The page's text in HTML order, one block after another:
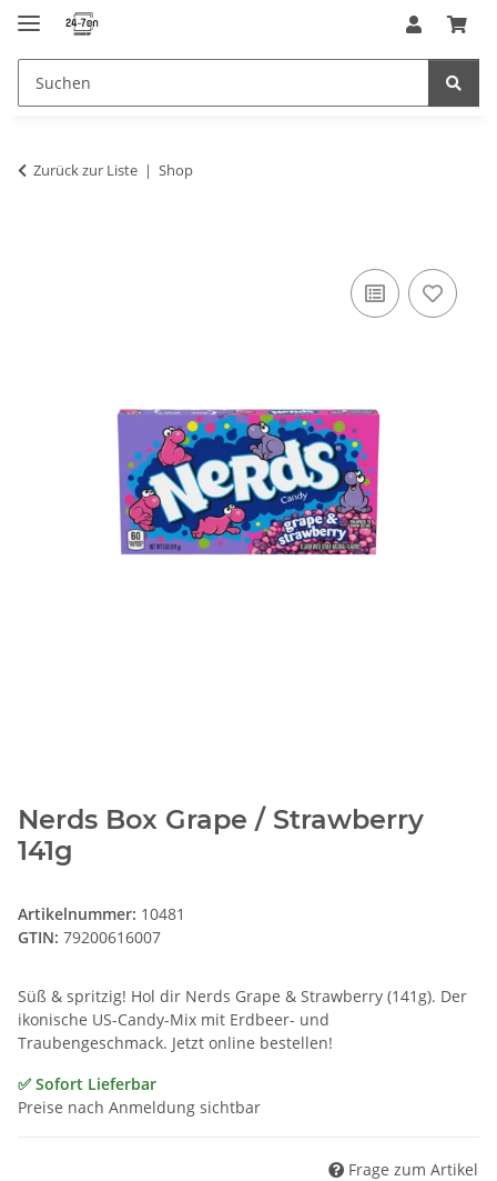
Zurück zur Liste Shop
Nerds Box Grape / Strawberry
141g
Artikelnummer: 10481
GTIN: 79200616007
Süß & spritzig! Hol dir Nerds Grape & Strawberry (141g). Der
ikonische US-Candy-Mix mit Erdbeer- und
Traubengeschmack. Jetzt online bestellen!
✅ Sofort Lieferbar
Preise nach Anmeldung sichtbar
Frage zum Artikel